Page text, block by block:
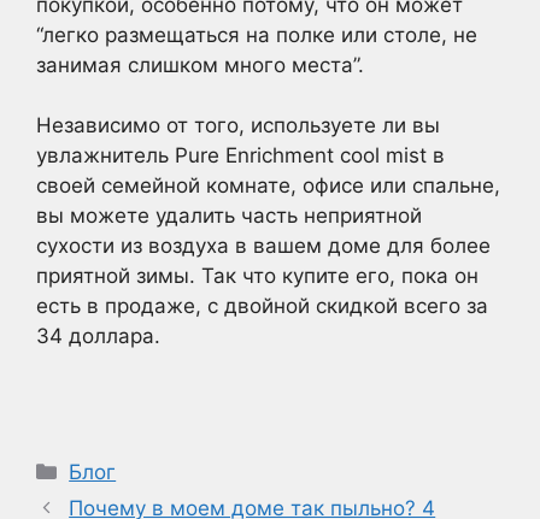
“легко размещаться на полке или столе, не
занимая слишком много места”.
Независимо от того, используете ли вы
увлажнитель Pure Enrichment cool mist в
своей семейной комнате, офисе или спальне,
вы можете удалить часть неприятной
сухости из воздуха в вашем доме для более
приятной зимы. Так что купите его, пока он
есть в продаже, с двойной скидкой всего за
34 доллара.
Рубрики
Блог
Почему в моем доме так пыльно? 4